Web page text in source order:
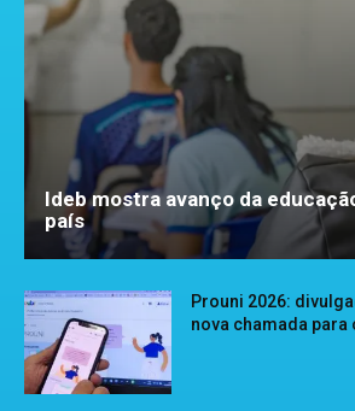
Ideb mostra avanço da
país
Prouni 2026:
nova chamada para